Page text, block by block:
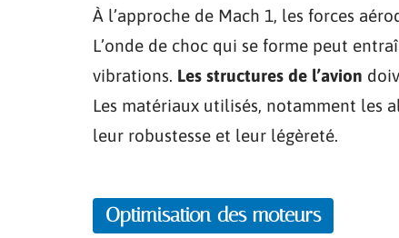
À l’approche de Mach 1, les forces
L’onde de choc qui se forme peut
vibrations. Les structures de l’avion
Les matériaux utilisés, notamment les
leur robustesse et leur légèreté.
Optimisation des moteurs